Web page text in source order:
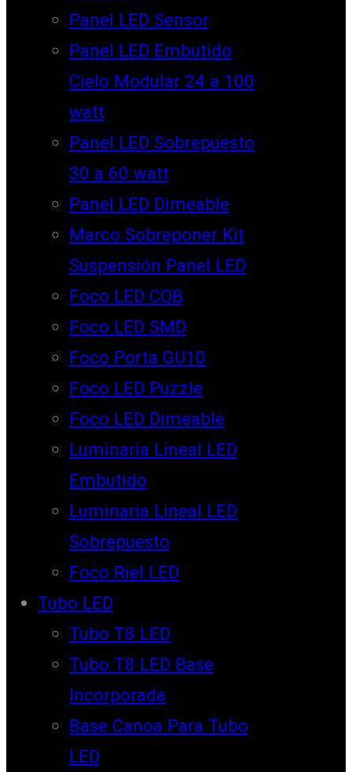
Panel LED Sensor
Panel LED Embutido
Cielo Modular 24 a 100
watt
Panel LED Sobrepuesto
30 a 60 watt
Panel LED Dimeable
Marco Sobreponer Kit
Suspensión Panel LED
Foco LED COB
Foco LED SMD
Foco Porta GU10
Foco LED Puzzle
Foco LED Dimeable
Luminaria Lineal LED
Embutido
Luminaria Lineal LED
Sobrepuesto
Foco Riel LED
Tubo LED
Tubo T8 LED
Tubo T8 LED Base
Incorporada
Base Canoa Para Tubo
LED